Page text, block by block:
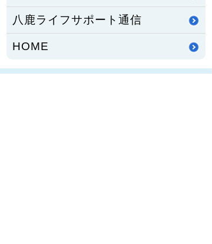
八鹿ライフサポート通信
HOME